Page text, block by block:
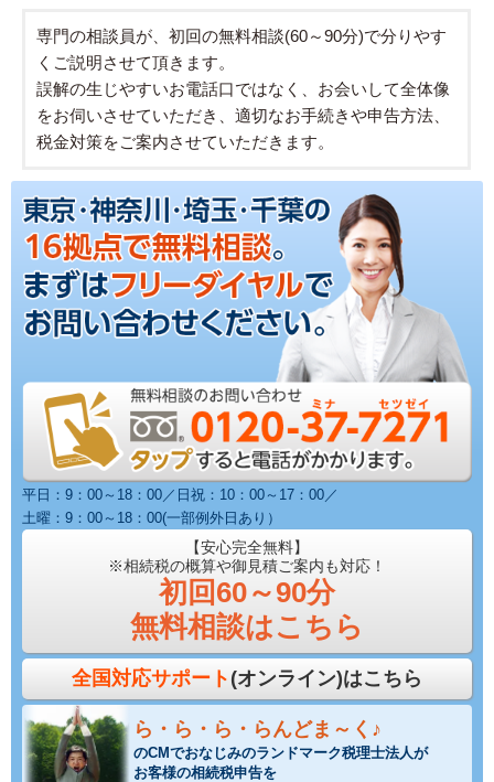
専門の相談員が、初回の無料相談(60～90分)で分りやす
くご説明させて頂きます。
誤解の生じやすいお電話口ではなく、お会いして全体像
をお伺いさせていただき、適切なお手続きや申告方法、
税金対策をご案内させていただきます。
平日：9：00～18：00／日祝：10：00～17：00／
土曜：9：00～18：00(一部例外日あり）
【安心完全無料】
※相続税の概算や御見積ご案内も対応！
初回60～90分
無料相談はこちら
全国対応サポート(オンライン)はこちら
ら・ら・ら・らんどま～く♪
のCMでおなじみのランドマーク税理士法人が
お客様の相続税申告を